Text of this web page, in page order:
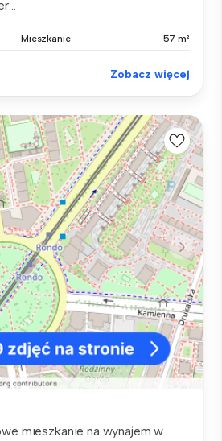
Mieszkanie 57 m²
Zobacz więcej
mieszkanie na wynajem w